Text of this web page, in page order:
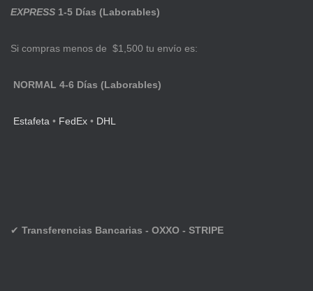
EXPRESS 1-5 Días (Laborables)
Si compras menos de $1,500 tu envío es:
NORMAL 4-6 Días (Laborables)
Estafeta • FedEx • DHL
✔ Transferencias Bancarias - OXXO - STRIPE